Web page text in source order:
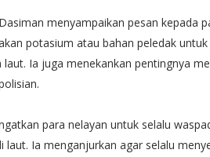
menyampaikan pesan kepada
potasium atau bahan peledak
Ia juga menekankan pentingnya
para nelayan untuk selalu
laut. Ia menganjurkan agar selalu